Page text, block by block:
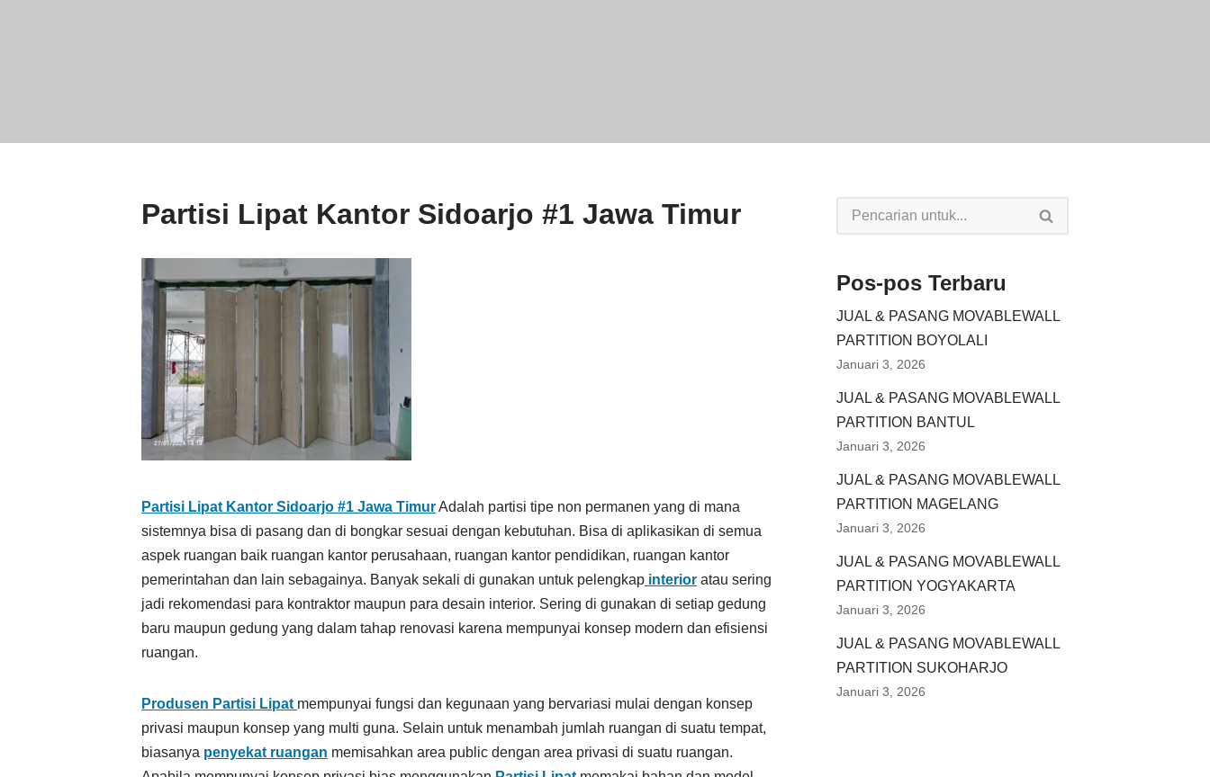
Partisi Lipat Kantor Sidoarjo #1 Jawa Timur
Partisi Lipat Kantor Sidoarjo #1 Jawa TimurAdalah partisi tipe non permanen yang di mana
sistemnya bisa di pasang dan di bongkar sesuai dengan kebutuhan. Bisa di aplikasikan di semua
aspek ruangan baik ruangan kantor perusahaan, ruangan kantor pendidikan, ruangan kantor
pemerintahan dan lain sebagainya. Banyak sekali di gunakan untuk pelengkap interior atau sering
jadi rekomendasi para kontraktor maupun para desain interior. Sering di gunakan di setiap gedung
baru maupun gedung yang dalam tahap renovasi karena mempunyai konsep modern dan efisiensi
ruangan.
Produsen Partisi Lipat mempunyai fungsi dan kegunaan yang bervariasi mulai dengan konsep
privasi maupun konsep yang multi guna. Selain untuk menambah jumlah ruangan di suatu tempat,
biasanya penyekat ruangan memisahkan area public dengan area privasi di suatu ruangan.
Pos-pos Terbaru
JUAL & PASANG MOVABLEWALL
PARTITION BOYOLALI
Januari 3, 2026
JUAL & PASANG MOVABLEWALL
PARTITION BANTUL
Januari 3, 2026
JUAL & PASANG MOVABLEWALL
PARTITION MAGELANG
Januari 3, 2026
JUAL & PASANG MOVABLEWALL
PARTITION YOGYAKARTA
Januari 3, 2026
JUAL & PASANG MOVABLEWALL
PARTITION SUKOHARJO
Januari 3, 2026